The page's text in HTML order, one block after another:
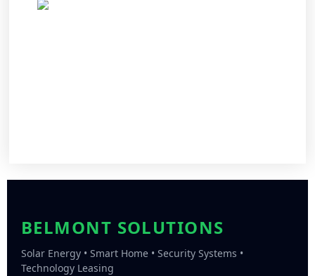
BELMONT SOLUTIONS
Solar Energy • Smart Home • Security Systems •
Technology Leasing